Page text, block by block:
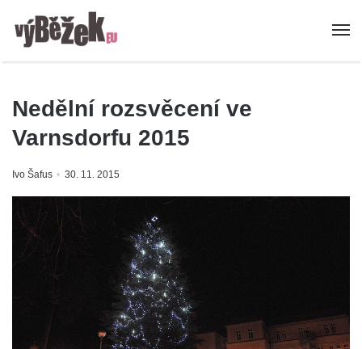
Nedělní rozsvěcení ve
Varnsdorfu 2015
Ivo Šafus 30. 11. 2015